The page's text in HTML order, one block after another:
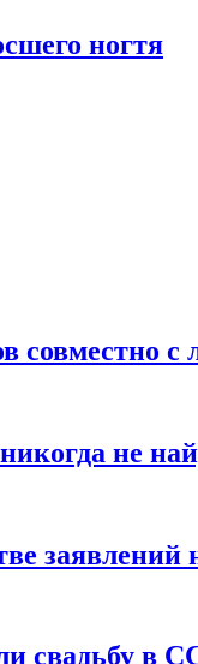
ногтя
совместно с
не
заявлений
свадьбу в